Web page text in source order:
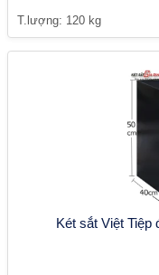
T.lượng: 120 kg
Két sắt Việt